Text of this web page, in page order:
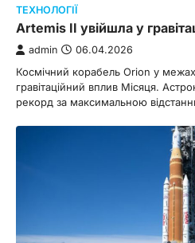
ТЕХНОЛОГІЇ
Artemis II увійшла у
admin 06.04.2026
Космічний корабель Orion у межах
гравітаційний вплив Місяця.
рекорд за максимальною